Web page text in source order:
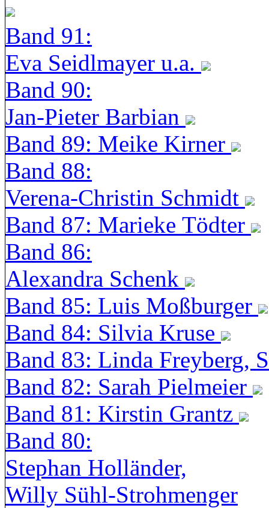
Band 91:
Eva Seidlmayer u.a.
Band 90:
Jan-Pieter Barbian
Band 89: Meike Kirner
Band 88:
Verena-Christin Schmidt
Band 87: Marieke Tödter
Band 86:
Alexandra Schenk
Band 85: Luis Moßburger
Band 84: Silvia Kruse
Band 83: Linda Freyberg,
Band 82: Sarah Pielmeier
Band 81: Kirstin Grantz
Band 80:
Stephan Holländer,
Willy Sühl-Strohmenger